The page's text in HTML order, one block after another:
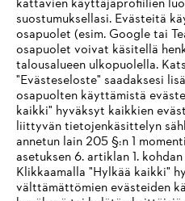
JälkiYksityisyyden suoja
kattavien käyttäjäprofiilien
suostumuksellasi. Evästeitä
osapuolet (esim. Google tai
osapuolet voivat käsitellä
talousalueen ulkopuolella.
"Evästeseloste" saadaksesi
osapuolten käyttämistä
kaikki" hyväksyt kaikkien
liittyvän tietojenkäsittelyn
annetun lain 205 §:n 1
asetuksen 6. artiklan 1.
Klikkaamalla "Hylkää kaikki"
välttämättömien evästeiden